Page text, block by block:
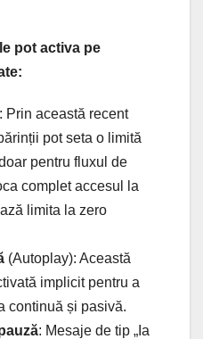
pot activa pe
: Prin această recent
pot seta o limită
pentru fluxul de
complet accesul la
limita la zero
(Autoplay): Această
implicit pentru a
continuă și pasivă.
: Mesaje de tip „Ia